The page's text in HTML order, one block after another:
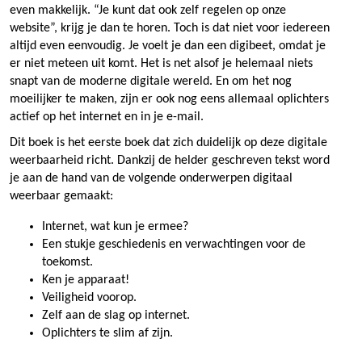
even makkelijk. “Je kunt dat ook zelf regelen op onze
website”, krijg je dan te horen. Toch is dat niet voor iedereen
altijd even eenvoudig. Je voelt je dan een digibeet, omdat je
er niet meteen uit komt. Het is net alsof je helemaal niets
snapt van de moderne digitale wereld. En om het nog
moeilijker te maken, zijn er ook nog eens allemaal oplichters
actief op het internet en in je e-mail.
Dit boek is het eerste boek dat zich duidelijk op deze digitale
weerbaarheid richt. Dankzij de helder geschreven tekst word
je aan de hand van de volgende onderwerpen digitaal
weerbaar gemaakt:
Internet, wat kun je ermee?
Een stukje geschiedenis en verwachtingen voor de
toekomst.
Ken je apparaat!
Veiligheid voorop.
Zelf aan de slag op internet.
Oplichters te slim af zijn.